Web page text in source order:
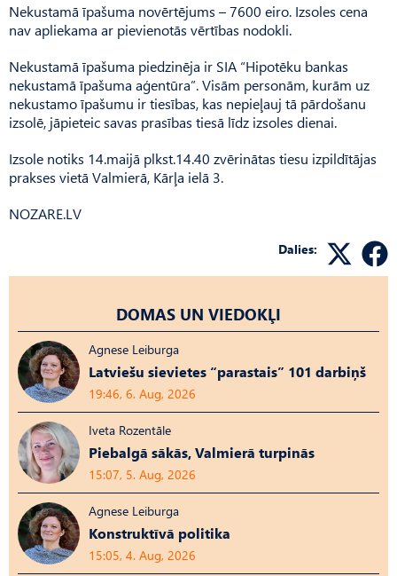
Nekustamā īpašuma novērtējums – 7600 eiro. Izsoles cena
nav apliekama ar pievienotās vērtības nodokli.
Nekustamā īpašuma piedzinēja ir SIA “Hipotēku bankas
nekustamā īpašuma aģentūra”. Visām personām, kurām uz
nekustamo īpašumu ir tiesības, kas nepieļauj tā pārdošanu
izsolē, jāpieteic savas prasības tiesā līdz izsoles dienai.
Izsole notiks 14.maijā plkst.14.40 zvērinātas tiesu izpildītājas
prakses vietā Valmierā, Kārļa ielā 3.
NOZARE.LV
Dalies:
DOMAS UN VIEDOKĻI
Agnese Leiburga
Latviešu sievietes “parastais” 101 darbiņš
19:46, 6. Aug, 2026
Iveta Rozentāle
Piebalgā sākās, Valmierā turpinās
15:07, 5. Aug, 2026
Agnese Leiburga
Konstruktīvā politika
15:05, 4. Aug, 2026